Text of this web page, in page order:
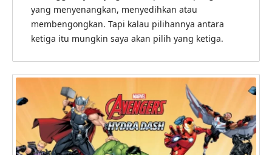
yang menyenangkan, menyedihkan atau
membengongkan. Tapi kalau pilihannya antara
ketiga itu mungkin saya akan pilih yang ketiga.